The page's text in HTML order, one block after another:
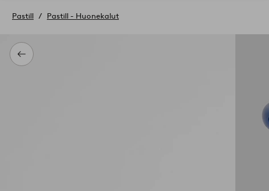
aloitussivulle
Takaisin
Pastill Pastill - Huonekalut